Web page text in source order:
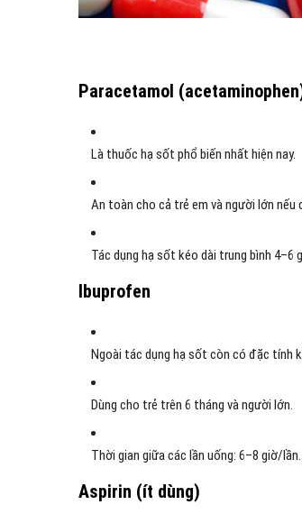
Paracetamol
Là thuốc hạ sốt phổ biến nhất hiện nay.
An toàn cho cả trẻ em và người lớn nếu
Tác dụng hạ sốt kéo dài trung bình 4–6
Ibuprofen
Ngoài tác dụng hạ sốt còn có đặc tính
Dùng cho trẻ trên 6 tháng và người lớn.
Thời gian giữa các lần uống: 6–8 giờ/lần.
Aspirin (ít dùng)